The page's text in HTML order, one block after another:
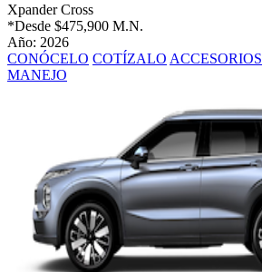
Xpander Cross
*Desde $475,900 M.N.
Año: 2026
CONÓCELO COTÍZALO ACCESORIOS
MANEJO